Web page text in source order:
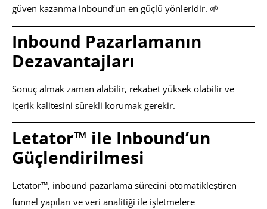
güven kazanma inbound’un en güçlü yönleridir. 🌱
Inbound Pazarlamanın
Dezavantajları
Sonuç almak zaman alabilir, rekabet yüksek olabilir ve
içerik kalitesini sürekli korumak gerekir.
Letator™ ile Inbound’un
Güçlendirilmesi
Letator™, inbound pazarlama sürecini otomatikleştiren
funnel yapıları ve veri analitiği ile işletmelere